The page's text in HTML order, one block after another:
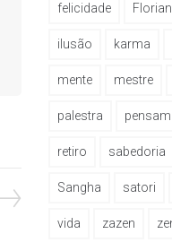
felicidade
ilusão karma
mente mestre
palestra
retiro sabedoria
Sangha satori
vida zazen